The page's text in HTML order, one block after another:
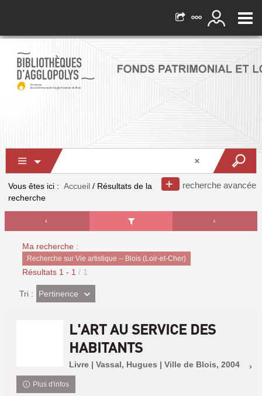
recherche avancée
Vous êtes ici : Accueil / Résultats de la
recherche
Ma recherche :
Recherche sur Vie artistique -- Blois (Loir-et-Cher)
Résultats 1 - 1 / 1
Tri : (Effet
imédiat)
Pertinence
L'ART AU SERVICE DES
HABITANTS
Livre | Vassal, Hugues | Ville de Blois, 2004
Plus d'infos